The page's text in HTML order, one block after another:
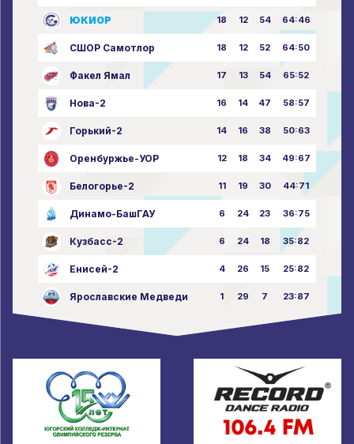
ЮКИОР 18 12 54 64:46
СШОР Самотлор 18 12 52 64:50
Факел Ямал 17 13 54 65:52
Нова-2 16 14 47 58:57
Горький-2 14 16 38 50:63
Оренбуржье-УОР 12 18 34 49:67
Белогорье-2 11 19 30 44:71
Динамо-БашГАУ 6 24 23 36:75
Кузбасс-2 6 24 18 35:82
Енисей-2 4 26 15 25:82
Ярославские Медведи 1 29 7 23:87